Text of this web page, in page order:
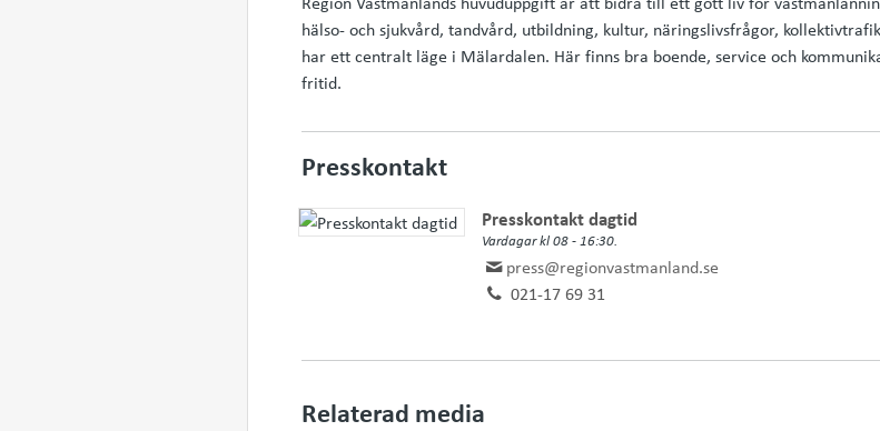
hälso- och sjukvård, tandvård, utbildning, kultur, näringslivsfrågor,
har ett centralt läge i Mälardalen. Här finns bra boende, service och
fritid.
Presskontakt
Presskontakt dagtid
Vardagar kl 08 - 16:30.
press@regionvastmanland.se
021-17 69 31
Relaterad media